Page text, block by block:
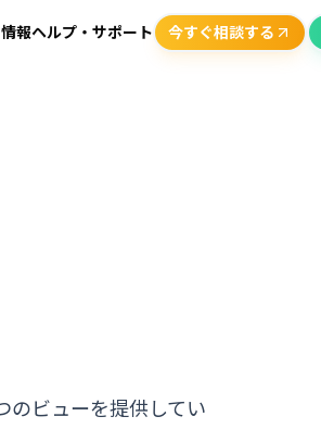
報ヘルプ・サポート 今すぐ相談する
のビューを提供してい